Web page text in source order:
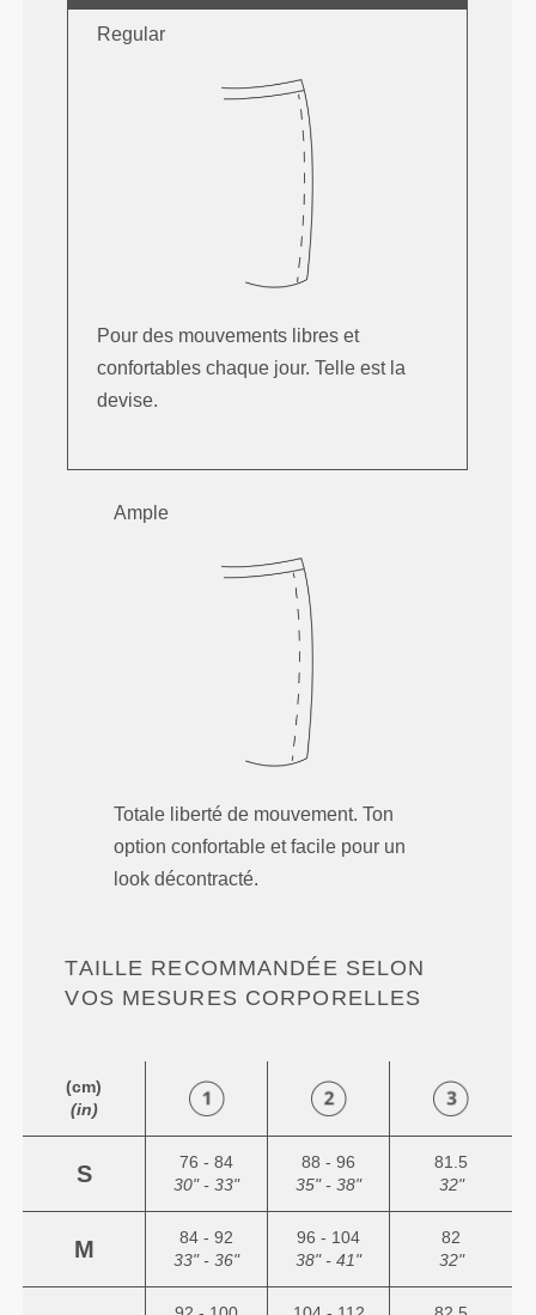
Regular
Pour des mouvements libres et
confortables chaque jour. Telle est la
devise.
Ample
Totale liberté de mouvement. Ton
option confortable et facile pour un
look décontracté.
TAILLE RECOMMANDÉE SELON
VOS MESURES CORPORELLES
(cm)
(in)
S
76 - 84
30" - 33"
88 - 96
35" - 38"
81.5
32"
M
84 - 92
33" - 36"
96 - 104
38" - 41"
82
32"